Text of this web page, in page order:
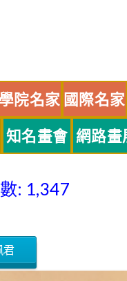
學院名家 國際名家
知名畫會 網路畫
: 1,347
君